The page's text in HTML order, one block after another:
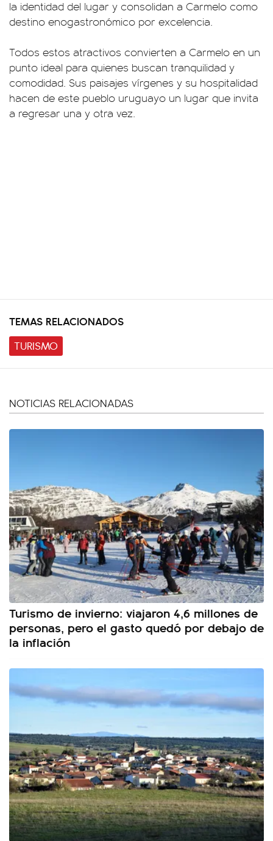
la identidad del lugar y consolidan a Carmelo como
destino enogastronómico por excelencia.
Todos estos atractivos convierten a Carmelo en un
punto ideal para quienes buscan tranquilidad y
comodidad. Sus paisajes vírgenes y su hospitalidad
hacen de este pueblo uruguayo un lugar que invita
a regresar una y otra vez.
TEMAS RELACIONADOS
TURISMO
NOTICIAS RELACIONADAS
Turismo de invierno: viajaron 4,6 millones de
personas, pero el gasto quedó por debajo de
la inflación